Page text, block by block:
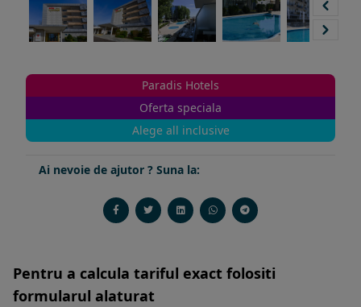
Paradis Hotels
Oferta speciala
Alege all inclusive
Ai nevoie de ajutor ? Suna la:
Pentru a calcula tariful exact folositi
formularul alaturat